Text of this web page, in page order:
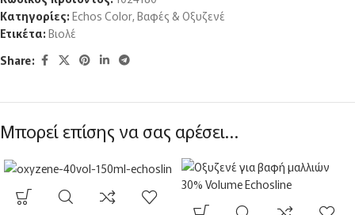
Κατηγορίες: Echos Color, Βαφές & Οξυζενέ
Ετικέτα: Βιολέ
Share:
Μπορεί επίσης να σας αρέσει…